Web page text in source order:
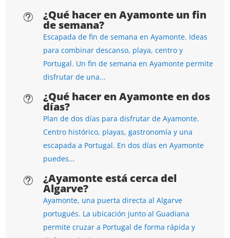
t ¿Qué hacer en Ayamonte un fin
de semana?
Escapada de fin de semana en Ayamonte. Ideas
para combinar descanso, playa, centro y
Portugal. Un fin de semana en Ayamonte permite
disfrutar de una...
t ¿Qué hacer en Ayamonte en dos
días?
Plan de dos días para disfrutar de Ayamonte.
Centro histórico, playas, gastronomía y una
escapada a Portugal. En dos días en Ayamonte
puedes...
t ¿Ayamonte está cerca del
Algarve?
Ayamonte, una puerta directa al Algarve
portugués. La ubicación junto al Guadiana
permite cruzar a Portugal de forma rápida y